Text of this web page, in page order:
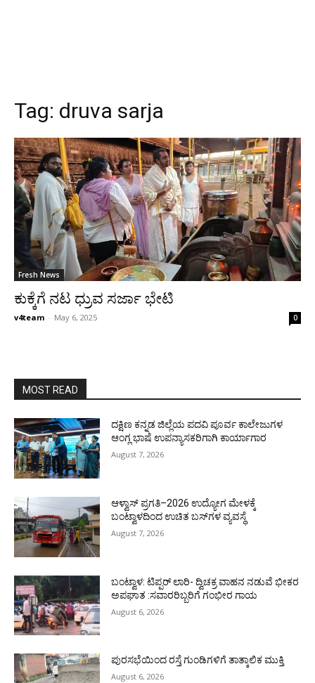
Tag: druva sarja
Fresh News
ಕುಕ್ಕೆಗೆ ನಟ ಧ್ರುವ ಸರ್ಜಾ ಭೇಟಿ
v4team - May 6, 2025 0
MOST READ
ದಕ್ಷಿಣ ಕನ್ನಡ ಜಿಲ್ಲೆಯ ಪದವಿ ಪೂರ್ವ ಕಾಲೇಜುಗಳ
ಆಂಗ್ಲ ಭಾಷೆ ಉಪನ್ಯಾಸಕರಿಗಾಗಿ ಕಾರ್ಯಾಗಾರ
August 7, 2026
ಆಳ್ವಾಸ್ ಪ್ರಗತಿ–2026 ಉದ್ಯೋಗ ಮೇಳಕ್ಕೆ
ಬಂಟ್ವಾಳದಿಂದ ಉಚಿತ ಬಸ್‌ಗಳ ವ್ಯವಸ್ಥೆ
August 7, 2026
ಬಂಟ್ವಾಳ: ಟಿಪ್ಪರ್ ಲಾರಿ- ದ್ವಿಚಕ್ರ ವಾಹನ ನಡುವೆ ಭೀಕರ
ಅಪಘಾತ :ಸವಾರರಿಬ್ಬರಿಗೆ ಗಂಭೀರ ಗಾಯ
August 6, 2026
ಪುರಸಭೆಯಿಂದ ರಸ್ತೆ ಗುಂಡಿಗಳಿಗೆ ತಾತ್ಕಾಲಿಕ ಮುಕ್ತಿ
August 6, 2026